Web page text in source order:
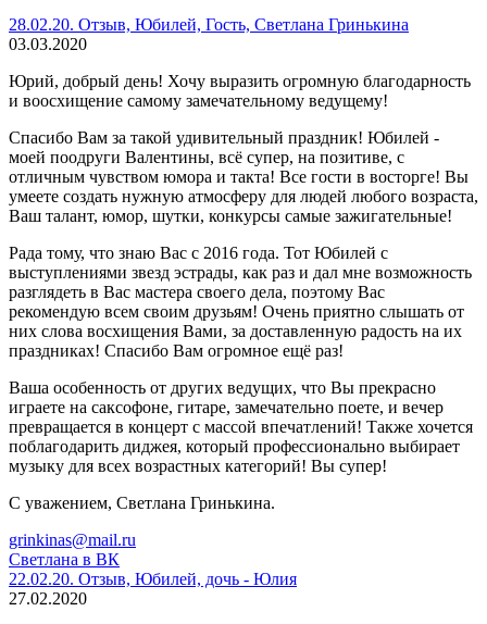
28.02.20. Отзыв, Юбилей, Гость, Светлана Гринькина
03.03.2020
Юрий, добрый день! Хочу выразить огромную благодарность
и воосхищение самому замечательному ведущему!
Спасибо Вам за такой удивительный праздник! Юбилей -
моей поодруги Валентины, всё супер, на позитиве, с
отличным чувством юмора и такта! Все гости в восторге! Вы
умеете создать нужную атмосферу для людей любого возраста,
Ваш талант, юмор, шутки, конкурсы самые зажигательные!
Рада тому, что знаю Вас с 2016 года. Тот Юбилей с
выступлениями звезд эстрады, как раз и дал мне возможность
разглядеть в Вас мастера своего дела, поэтому Вас
рекомендую всем своим друзьям! Очень приятно слышать от
них слова восхищения Вами, за доставленную радость на их
праздниках! Спасибо Вам огромное ещё раз!
Ваша особенность от других ведущих, что Вы прекрасно
играете на саксофоне, гитаре, замечательно поете, и вечер
превращается в концерт с массой впечатлений! Также хочется
поблагодарить диджея, который профессионально выбирает
музыку для всех возрастных категорий! Вы супер!
С уважением, Светлана Гринькина.
grinkinas@mail.ru
Светлана в ВК
22.02.20. Отзыв, Юбилей, дочь - Юлия
27.02.2020